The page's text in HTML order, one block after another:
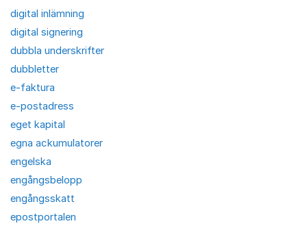
digital inlämning
digital signering
dubbla underskrifter
dubbletter
e-faktura
e-postadress
eget kapital
egna ackumulatorer
engelska
engångsbelopp
engångsskatt
epostportalen